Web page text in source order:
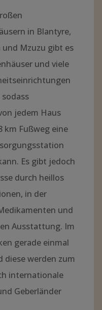
in Blantyre,
und Mzuzu gibt es
und viele
jedem Haus
km Fußweg eine
Es gibt jedoch
durch heillos
in der
und
Ausstattung. Im
gerade einmal
diese werden zum
internationale
Geberländer